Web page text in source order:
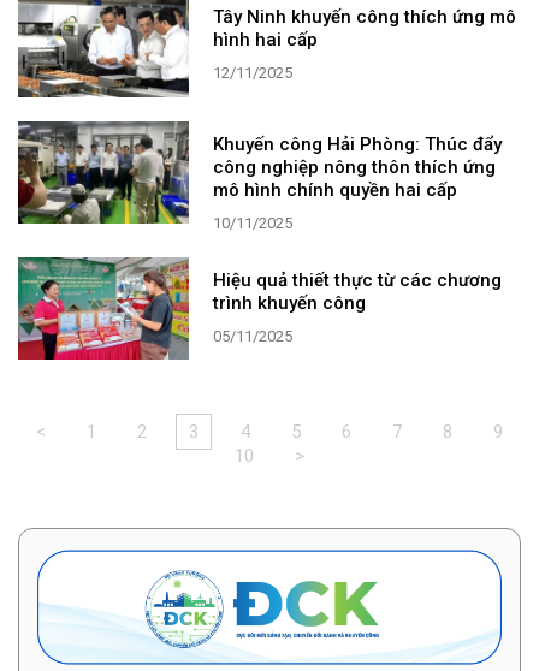
Tây Ninh khuyến công thích ứng mô
hình hai cấp
12/11/2025
Khuyến công Hải Phòng: Thúc đẩy
công nghiệp nông thôn thích ứng
mô hình chính quyền hai cấp
10/11/2025
Hiệu quả thiết thực từ các chương
trình khuyến công
05/11/2025
< 1 2 3 4 5 6 7 8
9
10
>